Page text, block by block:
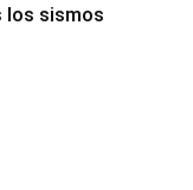
los sismos